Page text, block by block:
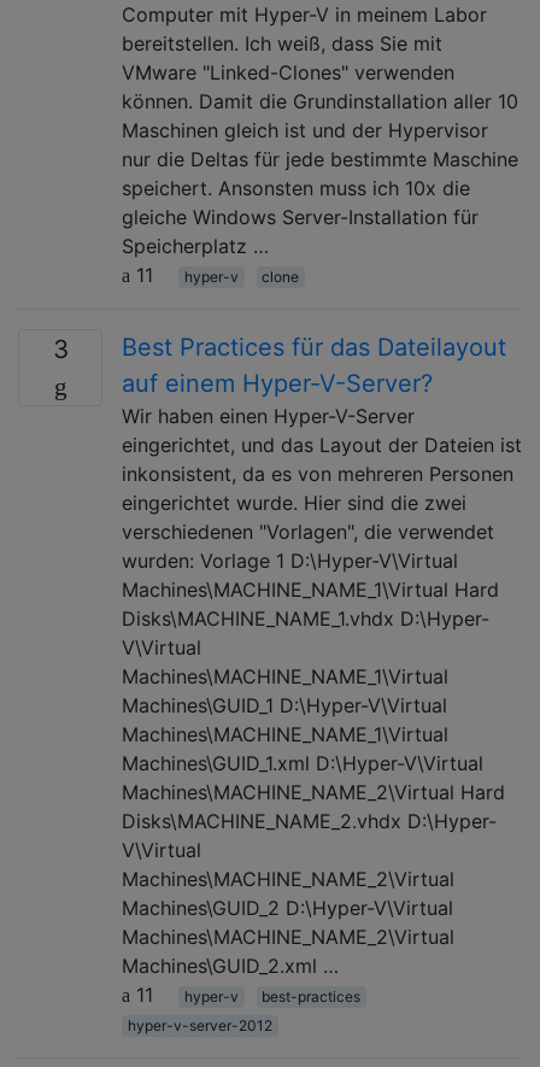
Computer mit Hyper-V in meinem Labor
bereitstellen. Ich weiß, dass Sie mit
VMware "Linked-Clones" verwenden
können. Damit die Grundinstallation aller 10
Maschinen gleich ist und der Hypervisor
nur die Deltas für jede bestimmte Maschine
speichert. Ansonsten muss ich 10x die
gleiche Windows Server-Installation für
Speicherplatz …
11
hyper-v clone
3
Best Practices für das Dateilayout
auf einem Hyper-V-Server?
Wir haben einen Hyper-V-Server
eingerichtet, und das Layout der Dateien ist
inkonsistent, da es von mehreren Personen
eingerichtet wurde. Hier sind die zwei
verschiedenen "Vorlagen", die verwendet
wurden: Vorlage 1 D:\Hyper-V\Virtual
Machines\MACHINE_NAME_1\Virtual Hard
Disks\MACHINE_NAME_1.vhdx D:\Hyper-
V\Virtual
Machines\MACHINE_NAME_1\Virtual
Machines\GUID_1 D:\Hyper-V\Virtual
Machines\MACHINE_NAME_1\Virtual
Machines\GUID_1.xml D:\Hyper-V\Virtual
Machines\MACHINE_NAME_2\Virtual Hard
Disks\MACHINE_NAME_2.vhdx D:\Hyper-
V\Virtual
Machines\MACHINE_NAME_2\Virtual
Machines\GUID_2 D:\Hyper-V\Virtual
Machines\MACHINE_NAME_2\Virtual
Machines\GUID_2.xml …
11
hyper-v
best-practices
hyper-v-server-2012